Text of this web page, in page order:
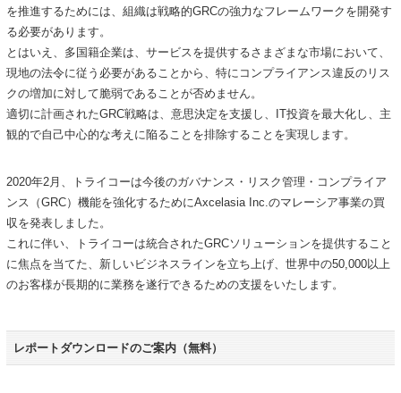
を推進するためには、組織は戦略的GRCの強力なフレームワークを開発す
る必要があります。
とはいえ、多国籍企業は、サービスを提供するさまざまな市場において、
現地の法令に従う必要があることから、特にコンプライアンス違反のリス
クの増加に対して脆弱であることが否めません。
適切に計画されたGRC戦略は、意思決定を支援し、IT投資を最大化し、主
観的で自己中心的な考えに陥ることを排除することを実現します。
2020年2月、トライコーは今後のガバナンス・リスク管理・コンプライア
ンス（GRC）機能を強化するためにAxcelasia Inc.のマレーシア事業の買
収を発表しました。
これに伴い、トライコーは統合されたGRCソリューションを提供すること
に焦点を当てた、新しいビジネスラインを立ち上げ、世界中の50,000以上
のお客様が長期的に業務を遂行できるための支援をいたします。
レポートダウンロードのご案内（無料）